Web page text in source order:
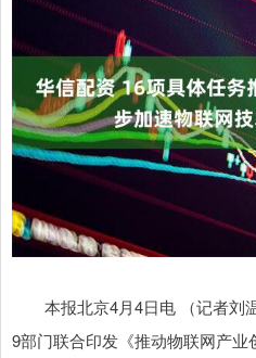
本报北京4月4日电 （记者刘
9部门联合印发《推动物联网产